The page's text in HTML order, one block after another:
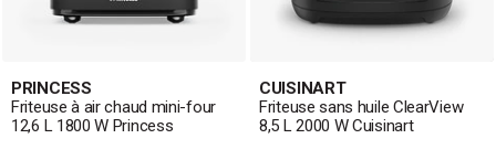
PRINCESS
Friteuse à air chaud mini-four
12,6 L 1800 W Princess
CUISINART
Friteuse sans huile ClearView
8,5 L 2000 W Cuisinart